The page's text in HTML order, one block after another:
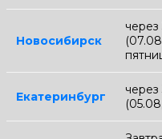
Новосибирск
через
Екатеринбург
через